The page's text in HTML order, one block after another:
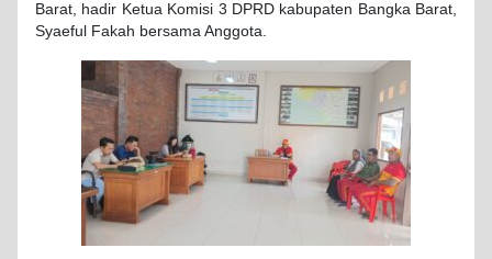
Barat, hadir Ketua Komisi 3 DPRD kabupaten Bangka Barat,
Syaeful Fakah bersama Anggota.